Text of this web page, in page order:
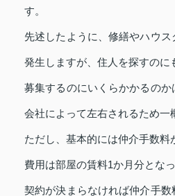
す。
先述したように、修繕やハウ
発生しますが、住人を探すのに
募集するのにいくらかかるの
会社によって左右されるため一
ただし、基本的には仲介手数料
費用は部屋の賃料1か月分となっ
契約が決まらなければ仲介手